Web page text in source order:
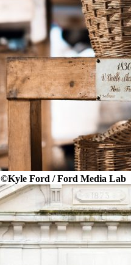
©Kyle Ford / Ford Media Lab